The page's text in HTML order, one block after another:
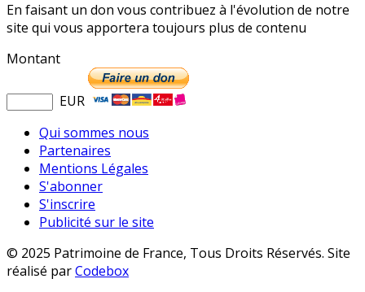
En faisant un don vous contribuez à l'évolution de notre
site qui vous apportera toujours plus de contenu
Montant
EUR
Qui sommes nous
Partenaires
Mentions Légales
S'abonner
S'inscrire
Publicité sur le site
© 2025 Patrimoine de France, Tous Droits Réservés. Site
réalisé parCodebox